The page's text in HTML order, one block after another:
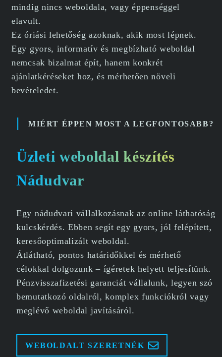
mindig nincs weboldala, vagy éppenséggel
elavult.
Ez óriási lehetőség azoknak, akik most lépnek.
Egy gyors, informatív és megbízható weboldal
nemcsak bizalmat épít, hanem konkrét
ajánlatkéréseket hoz, és mérhetően növeli
bevételedet.
MIÉRT ÉPPEN MOST A LEGFONTOSABB?
Üzleti weboldal készítés
Nádudvar
Egy nádudvari vállalkozásnak az online láthatóság
kulcskérdés. Ebben segít egy gyors, jól felépített,
keresőoptimalizált weboldal.
Átlátható, pontos határidőkkel és mérhető
célokkal dolgozunk – ígéretek helyett teljesítünk.
Pénzvisszafizetési garanciát vállalunk, legyen szó
bemutatkozó oldalról, komplex funkciókról vagy
meglévő weboldal javításáról.
WEBOLDALT SZERETNÉK